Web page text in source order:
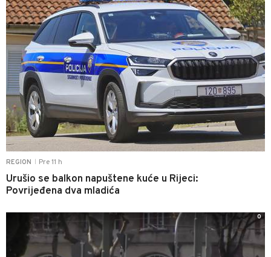
REGION Pre 11 h
Urušio se balkon napuštene kuće u Rijeci:
Povrijeđena dva mladića
0